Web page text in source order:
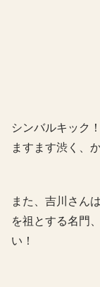
シンバルキック
ますます渋く、
また、吉川さん
を祖とする名門
い！